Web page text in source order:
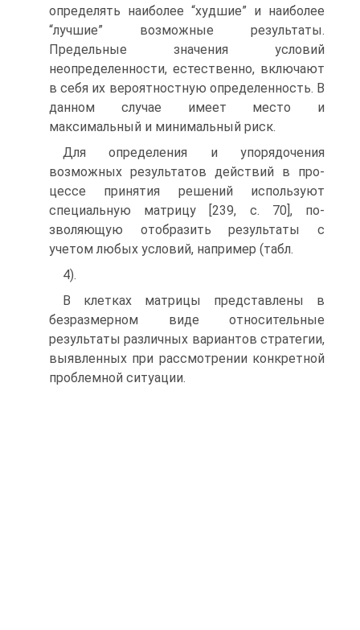
определять наиболее “худшие” и наиболее
“лучшие” возмож­ные результаты.
Предельные значения условий
неопределенности, естествен­но, включают
в себя их вероятностную определенность. В
данном случае име­ет место и
максимальный и минимальный риск.
Для определения и упорядочения
возможных результатов действий в про­
цессе принятия решений используют
специальную матрицу [239, с. 70], по­
зволяющую отобразить результаты с
учетом любых условий, например (табл.
4).
В клетках матрицы представлены в
безразмерном виде относительные
результаты различных вариантов стратегии,
выявленных при рассмотрении конкретной
проблемной ситуации.